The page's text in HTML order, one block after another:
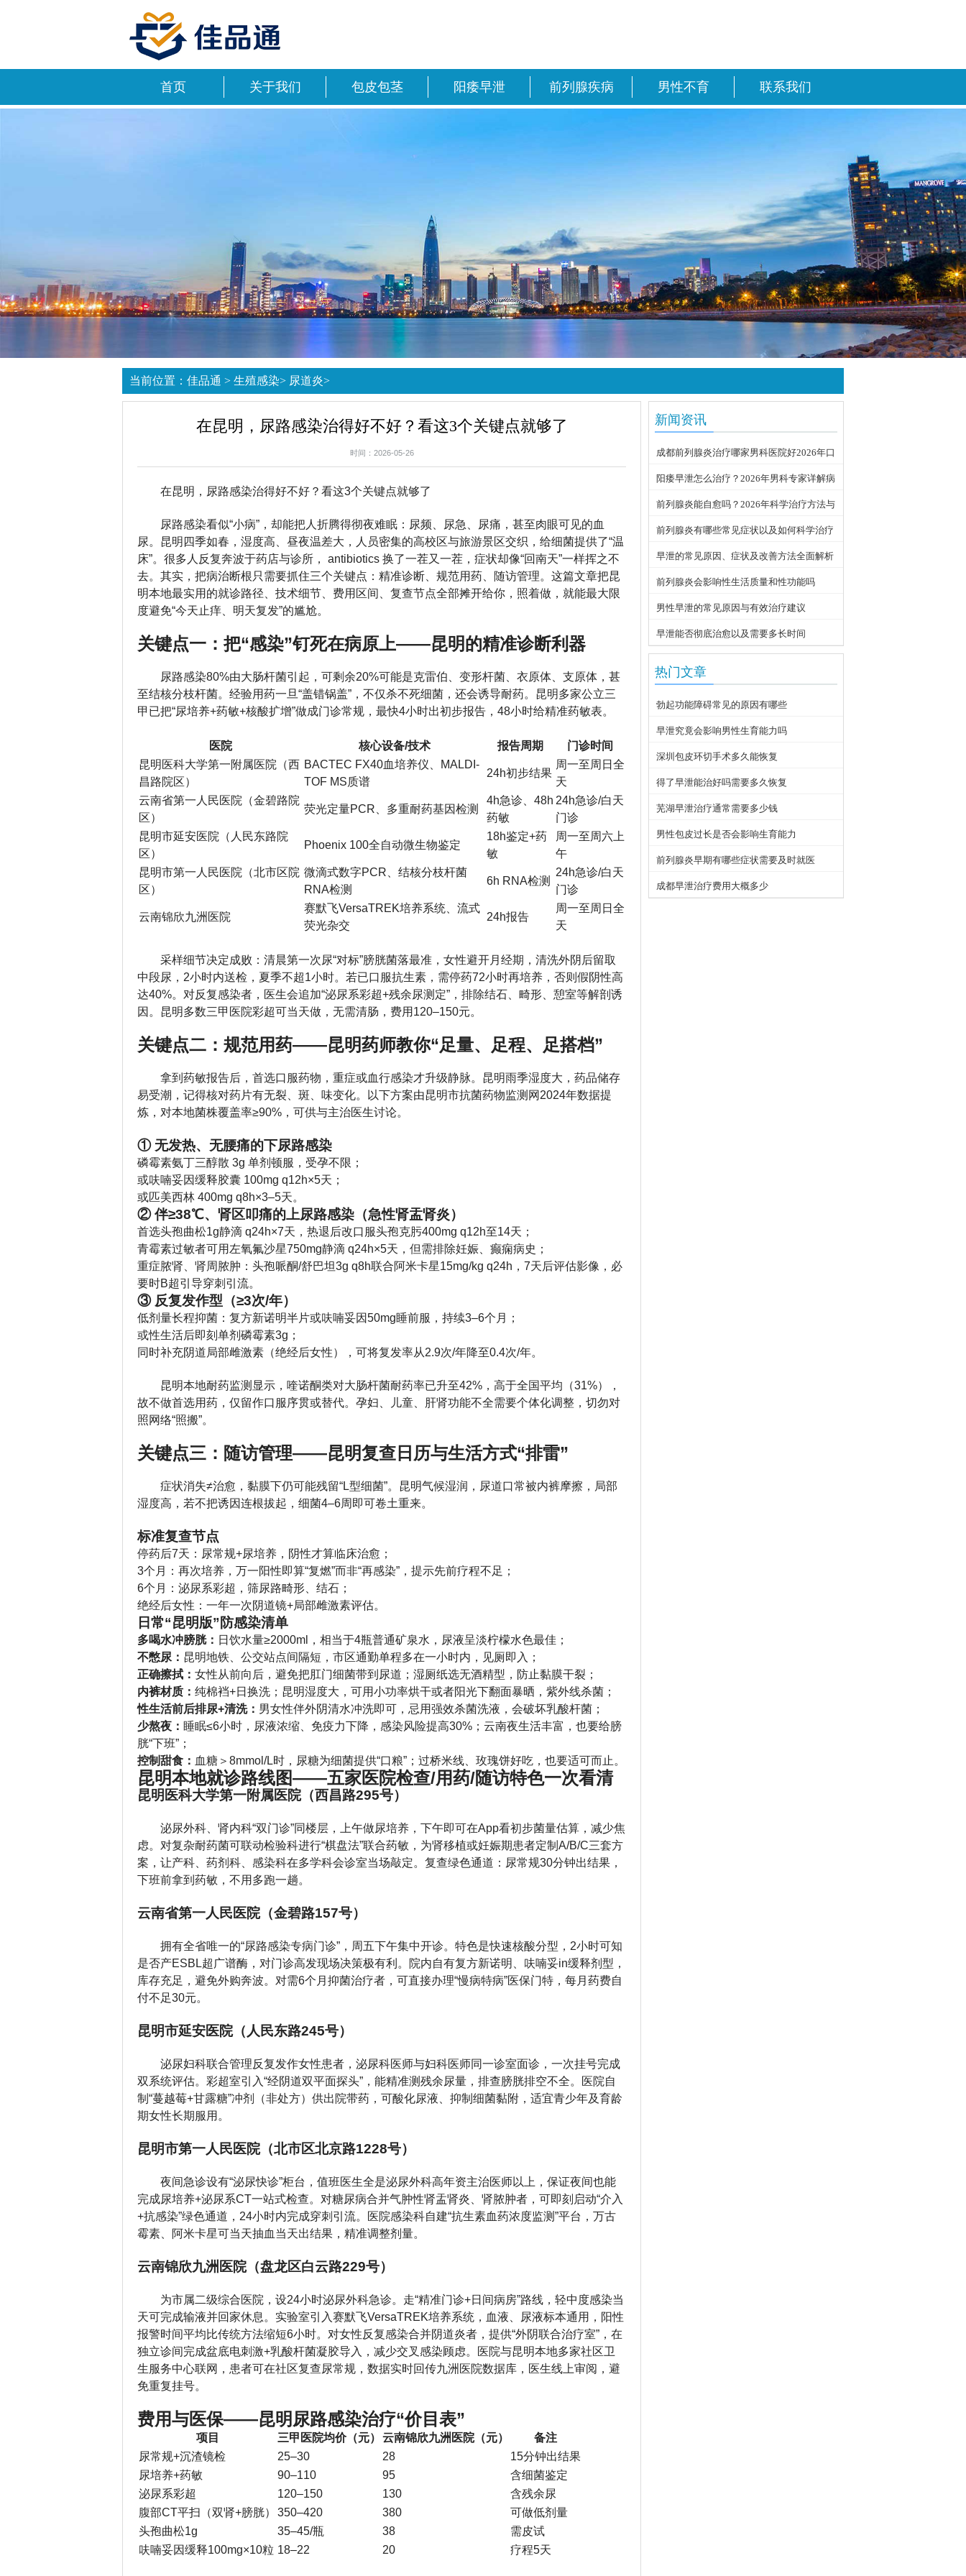
首页 关于我们 包皮包茎 阳痿早泄 前列腺疾病 男性不育 联系我们
当前位置： 佳品通 > 生殖感染> 尿道炎>
在昆明，尿路感染治得好不好？看这3个关键点就够了
时间：2026-05-26
在昆明，尿路感染治得好不好？看这3个关键点就够了
尿路感染看似“小病”，却能把人折腾得彻夜难眠：尿频、尿急、尿痛，甚至肉眼可见的血
尿。昆明四季如春，湿度高、昼夜温差大，人员密集的高校区与旅游景区交织，给细菌提供了“温
床”。很多人反复奔波于药店与诊所， antibiotics 换了一茬又一茬，症状却像“回南天”一样挥之不
去。其实，把病治断根只需要抓住三个关键点：精准诊断、规范用药、随访管理。这篇文章把昆
明本地最实用的就诊路径、技术细节、费用区间、复查节点全部摊开给你，照着做，就能最大限
度避免“今天止痒、明天复发”的尴尬。
关键点一：把“感染”钉死在病原上——昆明的精准诊断利器
尿路感染80%由大肠杆菌引起，可剩余20%可能是克雷伯、变形杆菌、衣原体、支原体，甚
至结核分枝杆菌。经验用药一旦“盖错锅盖”，不仅杀不死细菌，还会诱导耐药。昆明多家公立三
甲已把“尿培养+药敏+核酸扩增”做成门诊常规，最快4小时出初步报告，48小时给精准药敏表。
医院 核心设备/技术 报告周期
门诊时间
昆明医科大学第一附属医院（西
昌路院区）
BACTEC FX40血培养仪、MALDI-
TOF MS质谱
24h初步结果
周一至周日全
天
云南省第一人民医院（金碧路院
区）
荧光定量PCR、多重耐药基因检测
4h急诊、48h
药敏
24h急诊/白天
门诊
昆明市延安医院（人民东路院
区）
Phoenix 100全自动微生物鉴定
18h鉴定+药
敏
周一至周六上
午
昆明市第一人民医院（北市区院
区）
微滴式数字PCR、结核分枝杆菌
RNA检测
6h RNA检测
24h急诊/白天
门诊
云南锦欣九洲医院
赛默飞VersaTREK培养系统、流式
荧光杂交
24h报告
周一至周日全
天
采样细节决定成败：清晨第一次尿“对标”膀胱菌落最准，女性避开月经期，清洗外阴后留取
中段尿，2小时内送检，夏季不超1小时。若已口服抗生素，需停药72小时再培养，否则假阴性高
达40%。对反复感染者，医生会追加“泌尿系彩超+残余尿测定”，排除结石、畸形、憩室等解剖诱
因。昆明多数三甲医院彩超可当天做，无需清肠，费用120–150元。
关键点二：规范用药——昆明药师教你“足量、足程、足搭档”
拿到药敏报告后，首选口服药物，重症或血行感染才升级静脉。昆明雨季湿度大，药品储存
易受潮，记得核对药片有无裂、斑、味变化。以下方案由昆明市抗菌药物监测网2024年数据提
炼，对本地菌株覆盖率≥90%，可供与主治医生讨论。
① 无发热、无腰痛的下尿路感染
磷霉素氨丁三醇散 3g 单剂顿服，受孕不限；
或呋喃妥因缓释胶囊 100mg q12h×5天；
或匹美西林 400mg q8h×3–5天。
② 伴≥38℃、肾区叩痛的上尿路感染（急性肾盂肾炎）
首选头孢曲松1g静滴 q24h×7天，热退后改口服头孢克肟400mg q12h至14天；
青霉素过敏者可用左氧氟沙星750mg静滴 q24h×5天，但需排除妊娠、癫痫病史；
重症脓肾、肾周脓肿：头孢哌酮/舒巴坦3g q8h联合阿米卡星15mg/kg q24h，7天后评估影像，必
要时B超引导穿刺引流。
③ 反复发作型（≥3次/年）
低剂量长程抑菌：复方新诺明半片或呋喃妥因50mg睡前服，持续3–6个月；
或性生活后即刻单剂磷霉素3g；
同时补充阴道局部雌激素（绝经后女性），可将复发率从2.9次/年降至0.4次/年。
昆明本地耐药监测显示，喹诺酮类对大肠杆菌耐药率已升至42%，高于全国平均（31%），
故不做首选用药，仅留作口服序贯或替代。孕妇、儿童、肝肾功能不全需要个体化调整，切勿对
照网络“照搬”。
关键点三：随访管理——昆明复查日历与生活方式“排雷”
症状消失≠治愈，黏膜下仍可能残留“L型细菌”。昆明气候湿润，尿道口常被内裤摩擦，局部
湿度高，若不把诱因连根拔起，细菌4–6周即可卷土重来。
标准复查节点
停药后7天：尿常规+尿培养，阴性才算临床治愈；
3个月：再次培养，万一阳性即算“复燃”而非“再感染”，提示先前疗程不足；
6个月：泌尿系彩超，筛尿路畸形、结石；
绝经后女性：一年一次阴道镜+局部雌激素评估。
日常“昆明版”防感染清单
多喝水冲膀胱： 日饮水量≥2000ml，相当于4瓶普通矿泉水，尿液呈淡柠檬水色最佳；
不憋尿： 昆明地铁、公交站点间隔短，市区通勤单程多在一小时内，见厕即入；
正确擦拭： 女性从前向后，避免把肛门细菌带到尿道；湿厕纸选无酒精型，防止黏膜干裂；
内裤材质： 纯棉裆+日换洗；昆明湿度大，可用小功率烘干或者阳光下翻面暴晒，紫外线杀菌；
性生活前后排尿+清洗： 男女性伴外阴清水冲洗即可，忌用强效杀菌洗液，会破坏乳酸杆菌；
少熬夜： 睡眠≤6小时，尿液浓缩、免疫力下降，感染风险提高30%；云南夜生活丰富，也要给膀
胱“下班”；
控制甜食： 血糖＞8mmol/L时，尿糖为细菌提供“口粮”；过桥米线、玫瑰饼好吃，也要适可而止。
昆明本地就诊路线图——五家医院检查/用药/随访特色一次看清
昆明医科大学第一附属医院（西昌路295号）
泌尿外科、肾内科“双门诊”同楼层，上午做尿培养，下午即可在App看初步菌量估算，减少焦
虑。对复杂耐药菌可联动检验科进行“棋盘法”联合药敏，为肾移植或妊娠期患者定制A/B/C三套方
案，让产科、药剂科、感染科在多学科会诊室当场敲定。复查绿色通道：尿常规30分钟出结果，
下班前拿到药敏，不用多跑一趟。
云南省第一人民医院（金碧路157号）
拥有全省唯一的“尿路感染专病门诊”，周五下午集中开诊。特色是快速核酸分型，2小时可知
是否产ESBL超广谱酶，对门诊高发现场决策极有利。院内自有复方新诺明、呋喃妥in缓释剂型，
库存充足，避免外购奔波。对需6个月抑菌治疗者，可直接办理“慢病特病”医保门特，每月药费自
付不足30元。
昆明市延安医院（人民东路245号）
泌尿妇科联合管理反复发作女性患者，泌尿科医师与妇科医师同一诊室面诊，一次挂号完成
双系统评估。彩超室引入“经阴道双平面探头”，能精准测残余尿量，排查膀胱排空不全。医院自
制“蔓越莓+甘露糖”冲剂（非处方）供出院带药，可酸化尿液、抑制细菌黏附，适宜青少年及育龄
期女性长期服用。
昆明市第一人民医院（北市区北京路1228号）
夜间急诊设有“泌尿快诊”柜台，值班医生全是泌尿外科高年资主治医师以上，保证夜间也能
完成尿培养+泌尿系CT一站式检查。对糖尿病合并气肿性肾盂肾炎、肾脓肿者，可即刻启动“介入
+抗感染”绿色通道，24小时内完成穿刺引流。医院感染科自建“抗生素血药浓度监测”平台，万古
霉素、阿米卡星可当天抽血当天出结果，精准调整剂量。
云南锦欣九洲医院（盘龙区白云路229号）
为市属二级综合医院，设24小时泌尿外科急诊。走“精准门诊+日间病房”路线，轻中度感染当
天可完成输液并回家休息。实验室引入赛默飞VersaTREK培养系统，血液、尿液标本通用，阳性
报警时间平均比传统方法缩短6小时。对女性反复感染合并阴道炎者，提供“外阴联合治疗室”，在
独立诊间完成盆底电刺激+乳酸杆菌凝胶导入，减少交叉感染顾虑。医院与昆明本地多家社区卫
生服务中心联网，患者可在社区复查尿常规，数据实时回传九洲医院数据库，医生线上审阅，避
免重复挂号。
费用与医保——昆明尿路感染治疗“价目表”
项目 三甲医院均价（元） 云南锦欣九洲医院（元）
备注
尿常规+沉渣镜检
25–30 28
15分钟出结果
尿培养+药敏
90–110 95
含细菌鉴定
泌尿系彩超
120–150 130
含残余尿
腹部CT平扫（双肾+膀胱）
350–420 380
可做低剂量
头孢曲松1g
35–45/瓶 38
需皮试
呋喃妥因缓释100mg×10粒 18–22 20 疗程5天
新闻资讯
成都前列腺炎治疗哪家男科医院好2026年口
碑推荐
阳痿早泄怎么治疗？2026年男科专家详解病
因与科学用药方案
前列腺炎能自愈吗？2026年科学治疗方法与
日常护理指南
前列腺炎有哪些常见症状以及如何科学治疗
早泄的常见原因、症状及改善方法全面解析
前列腺炎会影响性生活质量和性功能吗
男性早泄的常见原因与有效治疗建议
早泄能否彻底治愈以及需要多长时间
热门文章
勃起功能障碍常见的原因有哪些
早泄究竟会影响男性生育能力吗
深圳包皮环切手术多久能恢复
得了早泄能治好吗需要多久恢复
芜湖早泄治疗通常需要多少钱
男性包皮过长是否会影响生育能力
前列腺炎早期有哪些症状需要及时就医
成都早泄治疗费用大概多少